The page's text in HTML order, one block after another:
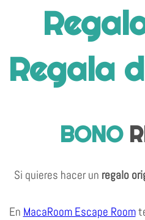
Regala
BONO
Si quieres hacer un regalo
En MacaRoom Escape Room